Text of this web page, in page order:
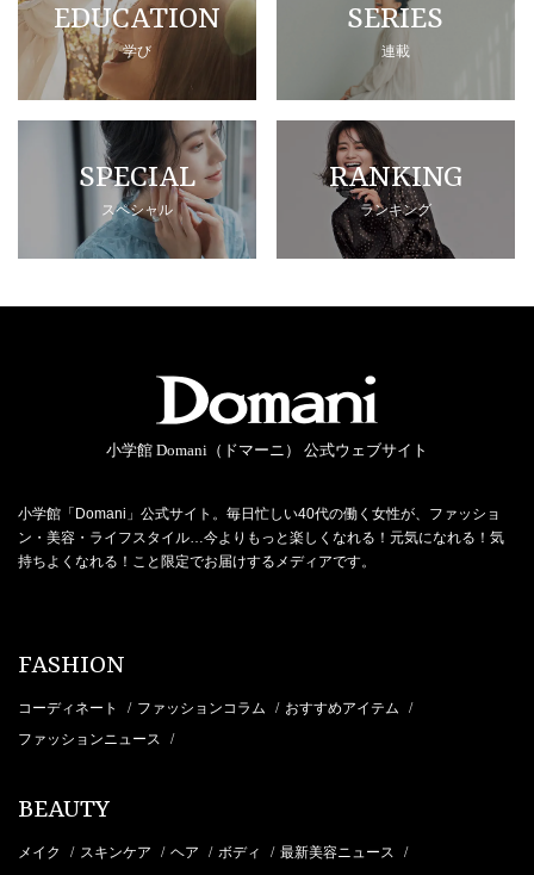
EDUCATION
学び
SERIES
連載
SPECIAL
スペシャル
RANKING
ランキング
小学館 Domani（ドマーニ） 公式ウェブサイト
小学館「Domani」公式サイト。毎日忙しい40代の働く女性が、ファッショ
ン・美容・ライフスタイル…今よりもっと楽しくなれる！元気になれる！気
持ちよくなれる！こと限定でお届けするメディアです。
FASHION
コーディネート / ファッションコラム / おすすめアイテム /
ファッションニュース /
BEAUTY
メイク / スキンケア / ヘア / ボディ / 最新美容ニュース /